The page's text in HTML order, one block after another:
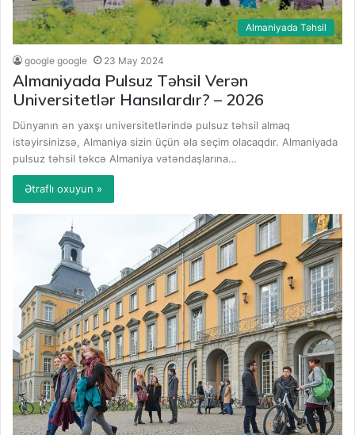
Almaniyada Təhsil
google google 23 May 2024
Almaniyada Pulsuz Təhsil Verən
Universitetlər Hansılardır? – 2026
Dünyanın ən yaxşı universitetlərində pulsuz təhsil almaq
istəyirsinizsə, Almaniya sizin üçün əla seçim olacaqdır. Almaniyada
pulsuz təhsil təkcə Almaniya vətəndaşlarına…
Ətraflı oxuyun »